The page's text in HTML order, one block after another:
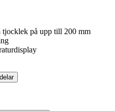
tjocklek på upp till 200 mm